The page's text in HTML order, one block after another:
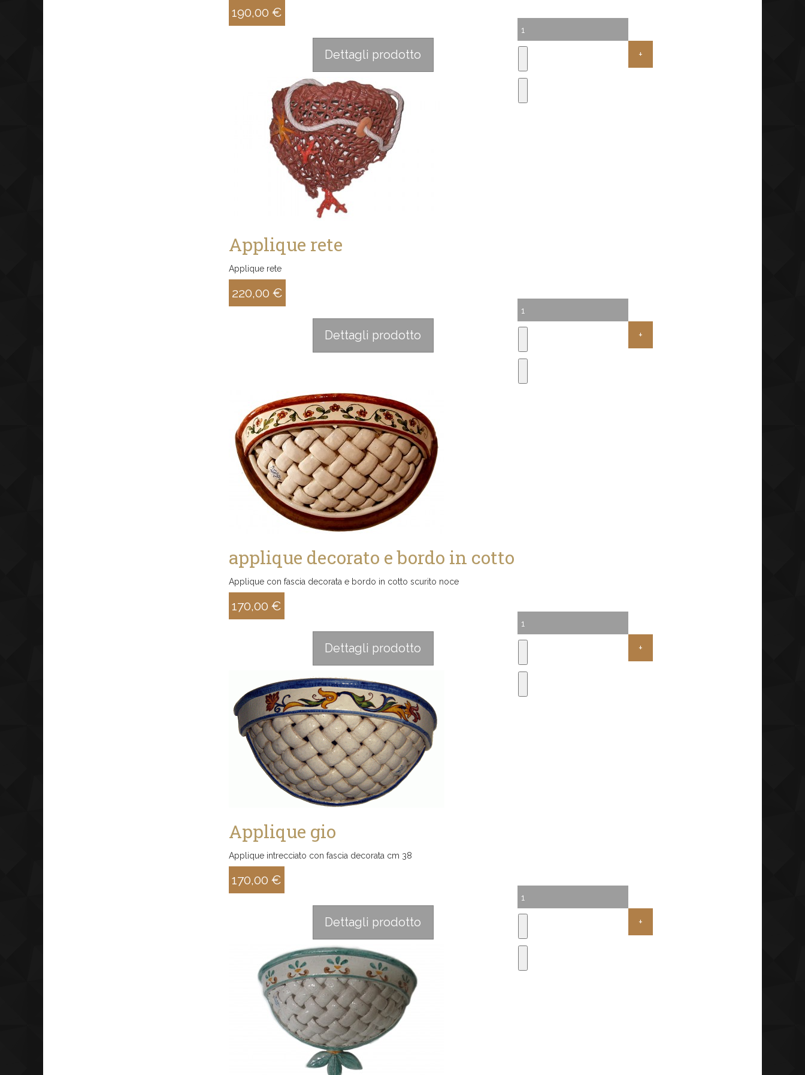
190,00 €
Dettagli prodotto
Applique rete
Applique rete
220,00 €
Dettagli prodotto
applique decorato e bordo in cotto
Applique con fascia decorata e bordo in cotto scurito noce
170,00 €
Dettagli prodotto
Applique gio
Applique intrecciato con fascia decorata cm 38
170,00 €
Dettagli prodotto